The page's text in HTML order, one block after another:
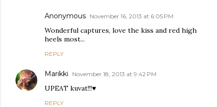
Anonymous November 16, 2013 at 6:05 PM
Wonderful captures, love the kiss and red high
heels most...
REPLY
Marikki November 18, 2013 at 9:42 PM
UPEAT kuvat!!!♥
REPLY